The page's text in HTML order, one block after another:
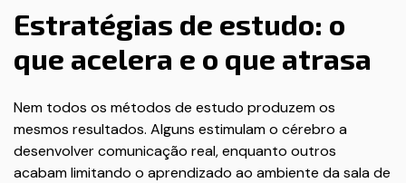
Estratégias de estudo: o
que acelera e o que atrasa
Nem todos os métodos de estudo produzem os
mesmos resultados. Alguns estimulam o cérebro a
desenvolver comunicação real, enquanto outros
acabam limitando o aprendizado ao ambiente da sala de